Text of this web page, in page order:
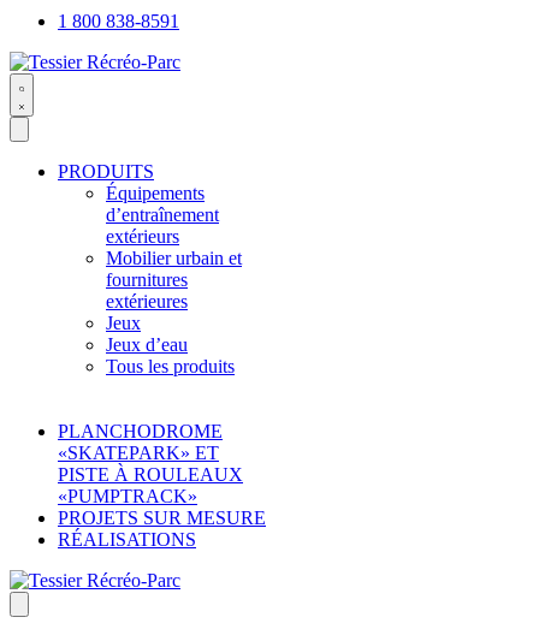
1 800 838-8591
Search
open
PRODUITS
Équipements
d’entraînement
extérieurs
Mobilier urbain et
fournitures
extérieures
Jeux
Jeux d’eau
Tous les produits
PLANCHODROME
«SKATEPARK» ET
PISTE À ROULEAUX
«PUMPTRACK»
PROJETS SUR MESURE
RÉALISATIONS